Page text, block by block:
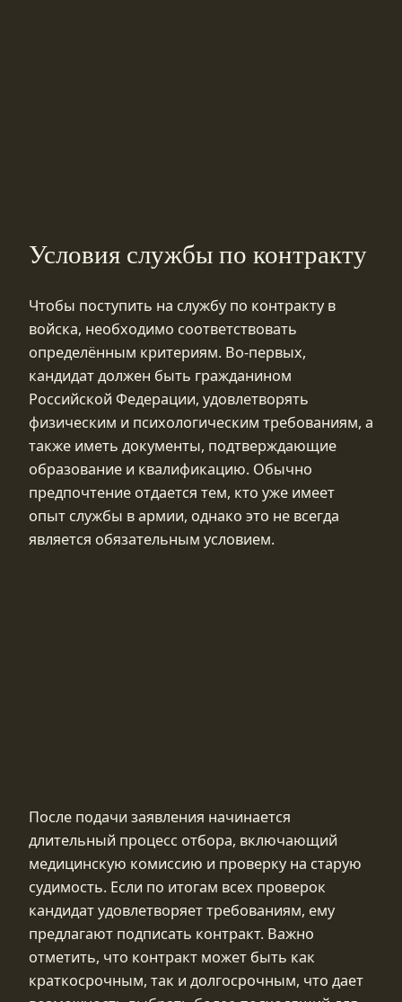
Условия службы по контракту
Чтобы поступить на службу по контракту в
войска, необходимо соответствовать
определённым критериям. Во-первых,
кандидат должен быть гражданином
Российской Федерации, удовлетворять
физическим и психологическим требованиям, а
также иметь документы, подтверждающие
образование и квалификацию. Обычно
предпочтение отдается тем, кто уже имеет
опыт службы в армии, однако это не всегда
является обязательным условием.
После подачи заявления начинается
длительный процесс отбора, включающий
медицинскую комиссию и проверку на старую
судимость. Если по итогам всех проверок
кандидат удовлетворяет требованиям, ему
предлагают подписать контракт. Важно
отметить, что контракт может быть как
краткосрочным, так и долгосрочным, что дает